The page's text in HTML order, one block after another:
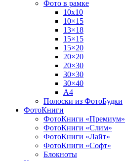
Фото в рамке
10х10
10×15
13×18
15×15
15×20
20×20
20×30
30×30
30×40
A4
Полоски из ФотоБудки
ФотоКниги
ФотоКниги «Премиум»
ФотоКниги «Слим»
ФотоКниги «Лайт»
ФотоКниги «Софт»
Блокноты